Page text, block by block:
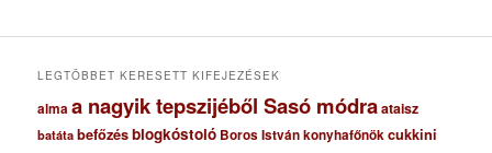
u
LEGTÖBBET KERESETT KIFEJEZÉSEK
almaa nagyik tepszijéből Sasó módraataisz
batáta befőzésblogkóstoló Boros István konyhafőnökcukkini